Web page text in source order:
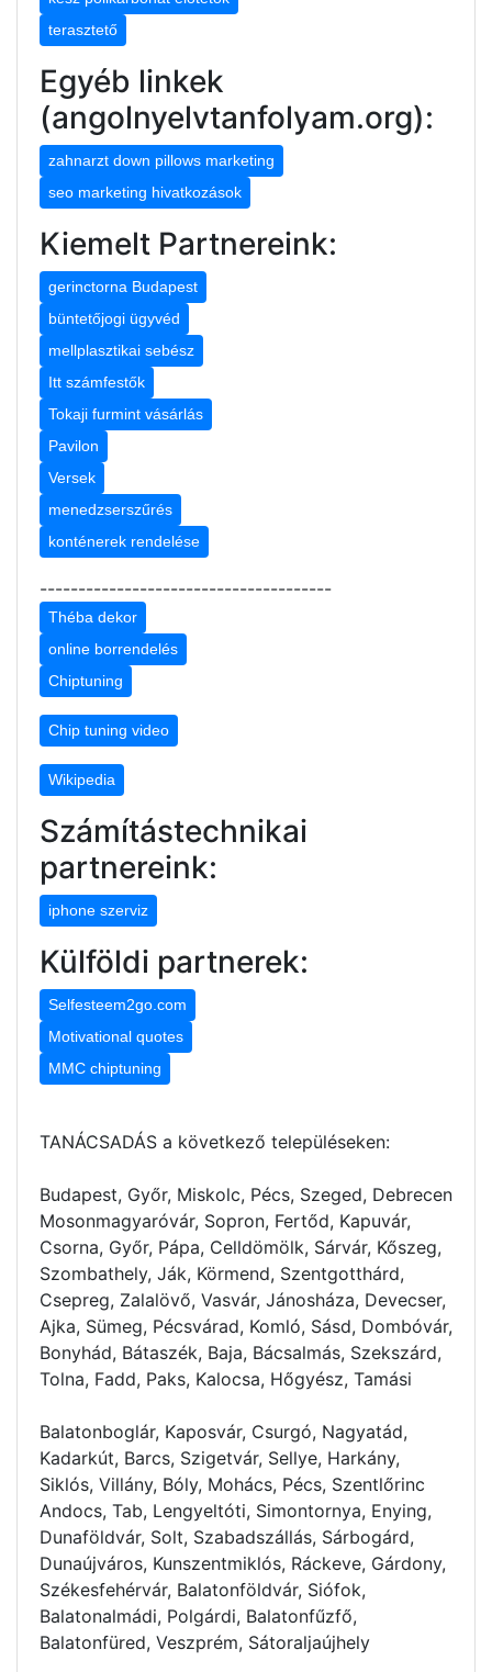
terasztető
Egyéb linkek
(angolnyelvtanfolyam.org):
zahnarzt down pillows marketing
seo marketing hivatkozások
Kiemelt Partnereink:
gerinctorna Budapest
büntetőjogi ügyvéd
mellplasztikai sebész
Itt számfestők
Tokaji furmint vásárlás
Pavilon
Versek
menedzserszűrés
konténerek rendelése
--------------------------------------
Théba dekor
online borrendelés
Chiptuning
Chip tuning video
Wikipedia
Számítástechnikai
partnereink:
iphone szerviz
Külföldi partnerek:
Selfesteem2go.com
Motivational quotes
MMC chiptuning
TANÁCSADÁS a következő településeken:
Budapest, Győr, Miskolc, Pécs, Szeged, Debrecen
Mosonmagyaróvár, Sopron, Fertőd, Kapuvár,
Csorna, Győr, Pápa, Celldömölk, Sárvár, Kőszeg,
Szombathely, Ják, Körmend, Szentgotthárd,
Csepreg, Zalalövő, Vasvár, Jánosháza, Devecser,
Ajka, Sümeg, Pécsvárad, Komló, Sásd, Dombóvár,
Bonyhád, Bátaszék, Baja, Bácsalmás, Szekszárd,
Tolna, Fadd, Paks, Kalocsa, Hőgyész, Tamási
Balatonboglár, Kaposvár, Csurgó, Nagyatád,
Kadarkút, Barcs, Szigetvár, Sellye, Harkány,
Siklós, Villány, Bóly, Mohács, Pécs, Szentlőrinc
Andocs, Tab, Lengyeltóti, Simontornya, Enying,
Dunaföldvár, Solt, Szabadszállás, Sárbogárd,
Dunaújváros, Kunszentmiklós, Ráckeve, Gárdony,
Székesfehérvár, Balatonföldvár, Siófok,
Balatonalmádi, Polgárdi, Balatonfűzfő,
Balatonfüred, Veszprém, Sátoraljaújhely